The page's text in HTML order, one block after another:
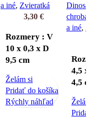
a iné, Zvieratká
3,30 €
Rozmery : V
10 x 0,3 x D
9,5 cm
Želám si
Pridať do košíka
Rýchly náhľad
a iné,
4,5
4,5